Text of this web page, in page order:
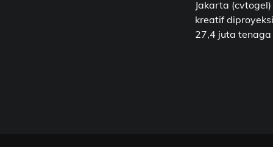
Jakarta
kreatif
27,4 juta